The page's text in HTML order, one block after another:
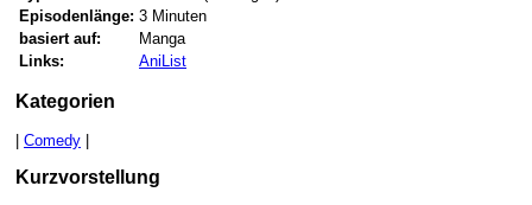
Episodenlänge: 3 Minuten
basiert auf:
Manga
Links:
AniList
Kategorien
Comedy
Kurzvorstellung